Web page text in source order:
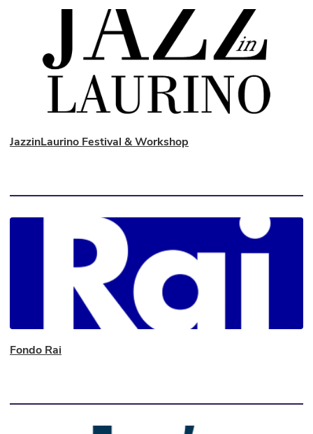
JazzinLaurino Festival & Workshop
Fondo Rai